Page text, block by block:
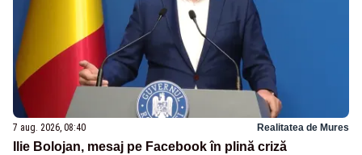
7 aug. 2026, 08:40 Realitatea de Mures
Ilie Bolojan, mesaj pe Facebook în plină criză